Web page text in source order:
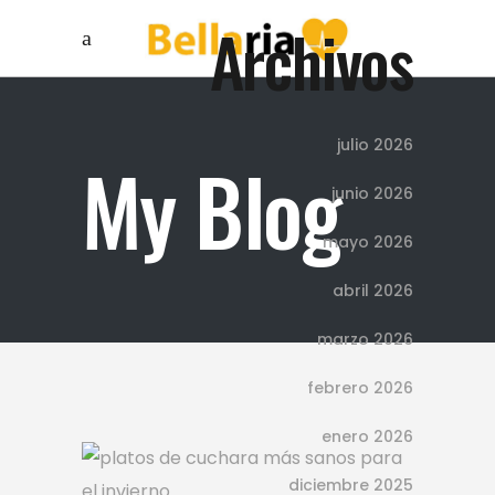
Archivos
julio 2026
junio 2026
mayo 2026
abril 2026
marzo 2026
febrero 2026
enero 2026
diciembre 2025
My Blog